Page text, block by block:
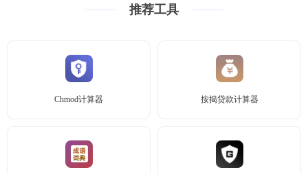
推荐工具
Chmod计算器 按揭贷款计算器